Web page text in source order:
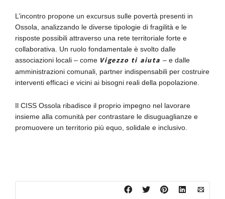
L’incontro propone un excursus sulle povertà presenti in
Ossola, analizzando le diverse tipologie di fragilità e le
risposte possibili attraverso una rete territoriale forte e
collaborativa. Un ruolo fondamentale è svolto dalle
associazioni locali – come Vigezzo ti aiuta – e dalle
amministrazioni comunali, partner indispensabili per costruire
interventi efficaci e vicini ai bisogni reali della popolazione.
Il CISS Ossola ribadisce il proprio impegno nel lavorare
insieme alla comunità per contrastare le disuguaglianze e
promuovere un territorio più equo, solidale e inclusivo.